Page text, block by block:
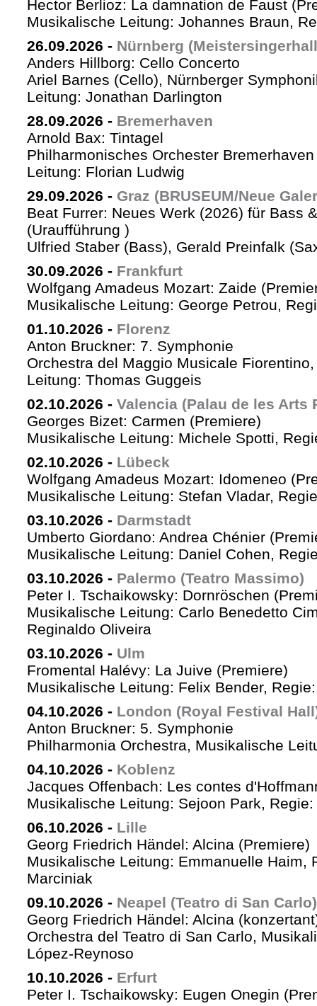
Hector Berlioz: La damnation de Faust
Musikalische Leitung: Johannes Braun,
26.09.2026 - Nürnberg
Anders Hillborg: Cello Concerto
Ariel Barnes (Cello), Nürnberger
Leitung: Jonathan Darlington
28.09.2026 - Bremerhaven
Arnold Bax: Tintagel
Philharmonisches Orchester
Leitung: Florian Ludwig
29.09.2026 - Graz (BRUSEUM/Neue
Beat Furrer: Neues Werk (2026) für Bass
(Uraufführung )
Ulfried Staber (Bass), Gerald Preinfalk
30.09.2026 - Frankfurt
Wolfgang Amadeus Mozart: Zaide
Musikalische Leitung: George Petrou,
01.10.2026 - Florenz
Anton Bruckner: 7. Symphonie
Orchestra del Maggio Musicale
Leitung: Thomas Guggeis
02.10.2026 - Valencia (Palau de les Arts
Georges Bizet: Carmen (Premiere)
Musikalische Leitung: Michele Spotti,
02.10.2026 - Lübeck
Wolfgang Amadeus Mozart: Idomeneo
Musikalische Leitung: Stefan Vladar,
03.10.2026 - Darmstadt
Umberto Giordano: Andrea Chénier
Musikalische Leitung: Daniel Cohen,
03.10.2026 - Palermo (Teatro Massimo)
Peter I. Tschaikowsky: Dornröschen
Musikalische Leitung: Carlo Benedetto
Reginaldo Oliveira
03.10.2026 - Ulm
Fromental Halévy: La Juive (Premiere)
Musikalische Leitung: Felix Bender,
04.10.2026 - London (Royal Festival
Anton Bruckner: 5. Symphonie
Philharmonia Orchestra, Musikalische
04.10.2026 - Koblenz
Jacques Offenbach: Les contes
Musikalische Leitung: Sejoon Park,
06.10.2026 - Lille
Georg Friedrich Händel: Alcina (Premiere)
Musikalische Leitung: Emmanuelle Haim,
Marciniak
09.10.2026 - Neapel (Teatro di San Carlo)
Georg Friedrich Händel: Alcina
Orchestra del Teatro di San Carlo,
López-Reynoso
10.10.2026 - Erfurt
Peter I. Tschaikowsky: Eugen Onegin